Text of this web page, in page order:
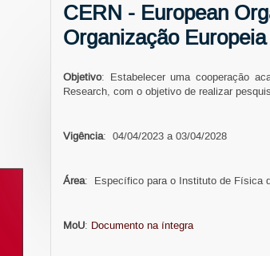
CERN - European
Organização
Objetivo: Estabelecer uma cooperação
Research, com o objetivo de realizar
Vigência: 04/04/2023 a 03/04/2028
Área: Específico para o Instituto de Física
MoU: Documento na íntegra